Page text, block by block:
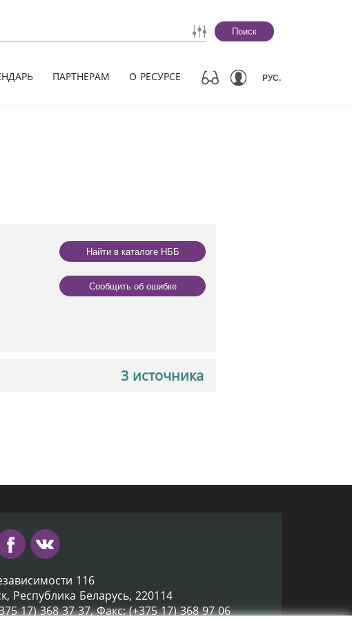
Поиск
ПАРТНЕРАМ О РЕСУРСЕ РУС.
Найти в каталоге НББ
Сообщить об ошибке
3 источника
116
Республика Беларусь, 220114
17) 368 37 37, Факс: (+375 17) 368 97 06